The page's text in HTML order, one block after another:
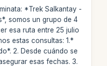
*Trek Salkantay -
somos un grupo de 4
esa ruta entre 25 julio
estas consultas: 1.*
2. Desde cuándo se
esas fechas. 3.